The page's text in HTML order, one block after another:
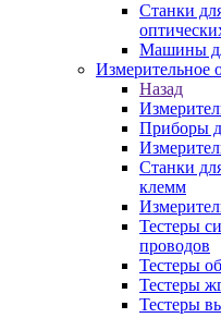
Станки
Машины
Измерительное
Назад
Приборы
Станки
клемм
Тестеры
проводов
Тестеры
Тестеры
Тестеры